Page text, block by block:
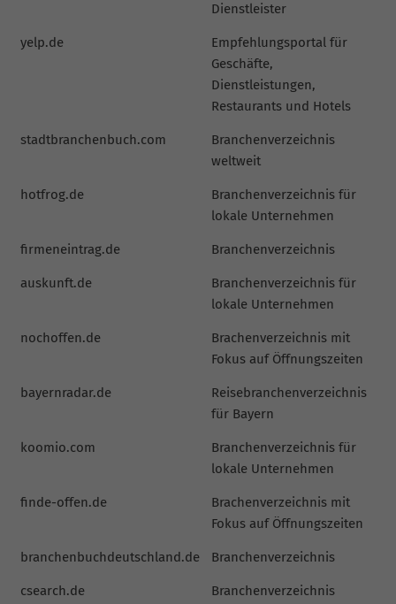
Dienstleister
yelp.de
Empfehlungsportal für
Geschäfte,
Dienstleistungen,
Restaurants und Hotels
stadtbranchenbuch.com
Branchenverzeichnis
weltweit
hotfrog.de
Branchenverzeichnis für
lokale Unternehmen
firmeneintrag.de Branchenverzeichnis
auskunft.de
Branchenverzeichnis für
lokale Unternehmen
nochoffen.de
Brachenverzeichnis mit
Fokus auf Öffnungszeiten
bayernradar.de
Reisebranchenverzeichnis
für Bayern
koomio.com
Branchenverzeichnis für
lokale Unternehmen
finde-offen.de
Brachenverzeichnis mit
Fokus auf Öffnungszeiten
branchenbuchdeutschland.de Branchenverzeichnis
csearch.de Branchenverzeichnis